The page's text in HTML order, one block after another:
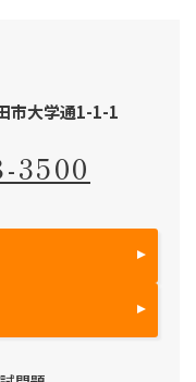
市大学通1-1-1
3500